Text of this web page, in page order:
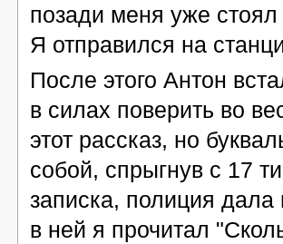
позади меня уже
Я отправился на
После этого Антон
в силах поверить во
этот рассказ, но
собой, спрыгнув с 17
записка, полиция
в ней я прочитал